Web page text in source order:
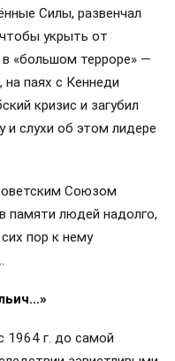
Силы, развенчал
укрыть от
в «большом терроре» —
паях с Кеннеди
кризис и загубил
слухи об этом лидере
Союзом
памяти людей надолго,
пор к нему
1964 г. до самой